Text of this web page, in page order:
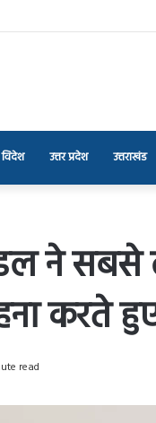
विदेश उत्तर प्रदेश उत्तराखंड
ने सबसे
करते
read